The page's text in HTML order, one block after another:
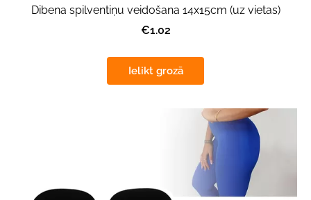
Dibena spilventiņu veidošana 14x15cm (uz vietas)
€1.02
Ielikt grozā